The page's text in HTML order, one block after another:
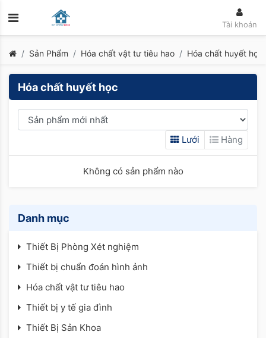
Tài khoản
Sản Phẩm Hóa chất vật tư tiêu hao Hóa chất huyết học
Hóa chất huyết học
Lưới Hàng
Không có sản phẩm nào
Danh mục
Thiết Bị Phòng Xét nghiệm
Thiết bị chuẩn đoán hình ảnh
Hóa chất vật tư tiêu hao
Thiết bị y tế gia đình
Thiết Bị Sản Khoa